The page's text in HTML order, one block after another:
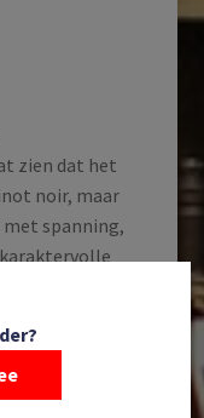
zien dat het
noir, maar
spanning,
bij De Vughtse
bijzondere